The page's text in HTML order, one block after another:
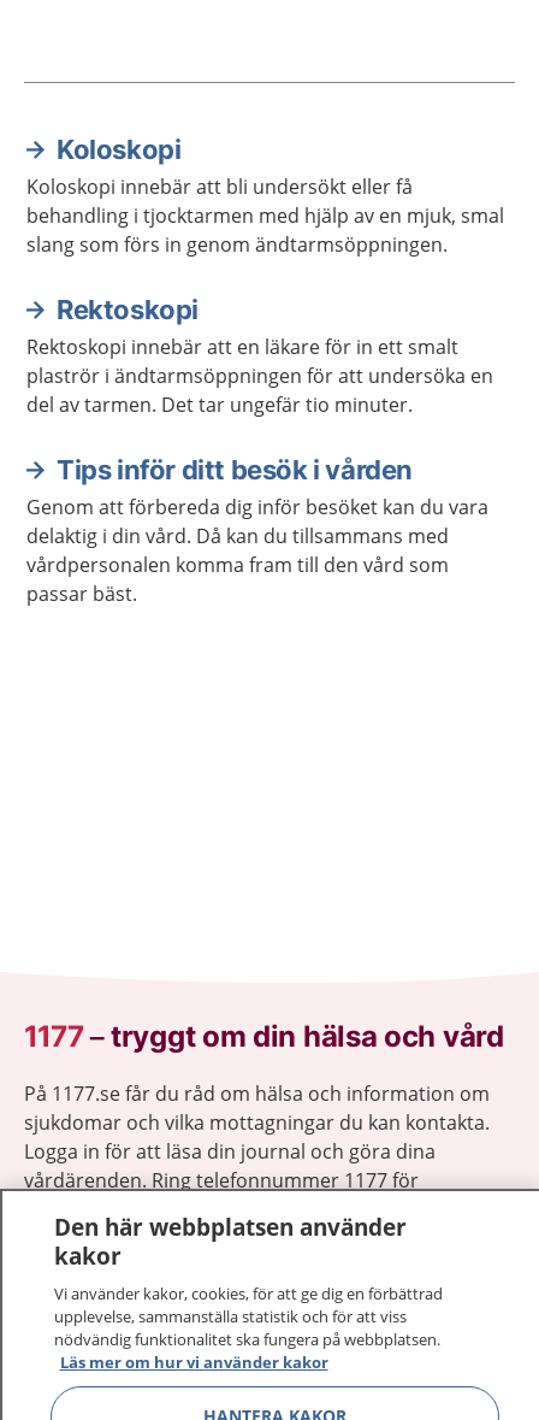
Aktuella artiklar
Koloskopi
Koloskopi innebär att bli undersökt eller få
behandling i tjocktarmen med hjälp av en mjuk, smal
slang som förs in genom ändtarmsöppningen.
Rektoskopi
Rektoskopi innebär att en läkare för in ett smalt
plaströr i ändtarmsöppningen för att undersöka en
del av tarmen. Det tar ungefär tio minuter.
Tips inför ditt besök i vården
Genom att förbereda dig inför besöket kan du vara
delaktig i din vård. Då kan du tillsammans med
vårdpersonalen komma fram till den vård som
passar bäst.
1177–tryggt om din hälsa och vård
På 1177.se får du råd om hälsa och information om
sjukdomar och vilka mottagningar du kan kontakta.
Logga in för att läsa din journal och göra dina
vårdärenden. Ring telefonnummer 1177 för
1177 ger dig råd när du vill må bättre.
1177 på flera språk Visa
Den här webbplatsen använder
kakor
Vi använder kakor, cookies, för att ge dig en förbättrad
upplevelse, sammanställa statistik och för att viss
nödvändig funktionalitet ska fungera på webbplatsen.
Läs mer om hur vi använder kakor